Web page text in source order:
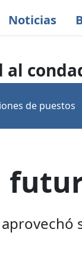
Noticias
al
de puestos